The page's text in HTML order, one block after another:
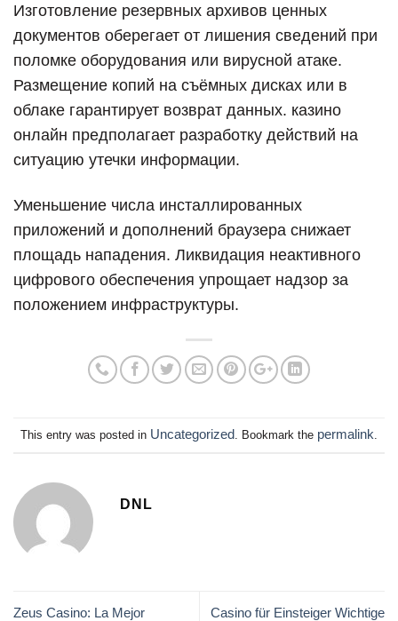
Изготовление резервных архивов ценных
документов оберегает от лишения сведений при
поломке оборудования или вирусной атаке.
Размещение копий на съёмных дисках или в
облаке гарантирует возврат данных. казино
онлайн предполагает разработку действий на
ситуацию утечки информации.
Уменьшение числа инсталлированных
приложений и дополнений браузера снижает
площадь нападения. Ликвидация неактивного
цифрового обеспечения упрощает надзор за
положением инфраструктуры.
This entry was posted in Uncategorized. Bookmark the permalink.
DNL
Zeus Casino: La Mejor
Casino für Einsteiger Wichtige